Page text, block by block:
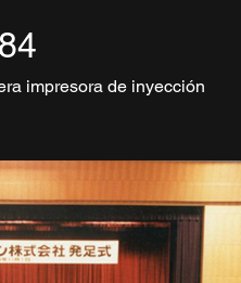
impresora de inyección